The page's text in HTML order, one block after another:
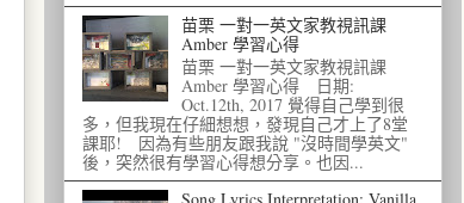
苗栗 一對一英文家教視訊課
Amber 學習心得
苗栗 一對一英文家教視訊課
Amber 學習心得 日期:
Oct.12th, 2017 覺得自己學到很
多，但我現在仔細想想，發現自己才上了8堂
課耶! 因為有些朋友跟我說 "沒時間學英文"
後，突然很有學習心得想分享。也因...
Song Lyrics Interpretation: Vanilla